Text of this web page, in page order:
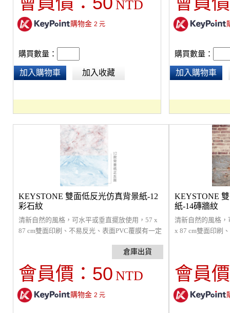
NTD
購物金 2 元
購買數量：
加入購物車 加入收藏
購買數量：
加入購物車
KEYSTONE 雙面低反光仿真背景紙-12
彩石紋
清新自然的風格，可水平或垂直擺放使用，57 x
87 cm雙面印刷、不易反光、表面PVC覆膜有一定
會員價： 50 NTD
購物金 2 元
KEYSTONE
紙-14磚牆紋
清新自然的風格
x 87 cm雙面印刷
會員